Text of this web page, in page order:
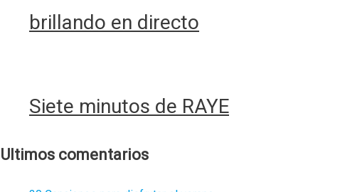
brillando en directo
Siete minutos de RAYE
Ultimos comentarios